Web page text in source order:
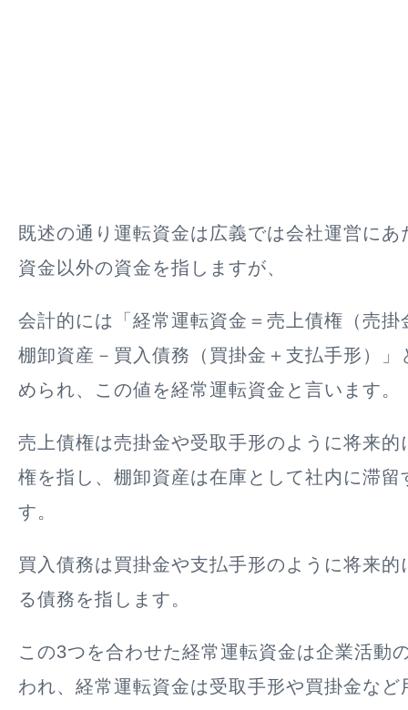
既述の通り運転資金は広義では会社運営に
資金以外の資金を指しますが、
会計的には「経常運転資金＝売上債権（売掛
棚卸資産－買入債務（買掛金＋支払手形）」
められ、この値を経常運転資金と言います。
売上債権は売掛金や受取手形のように将来的
権を指し、棚卸資産は在庫として社内に滞留
す。
買入債務は買掛金や支払手形のように将来
る債務を指します。
この3つを合わせた経常運転資金は企業活動
われ、経常運転資金は受取手形や買掛金など